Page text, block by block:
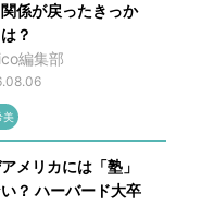
係が戻ったきっか
？
編集部
美
メリカには「塾」
？ ハーバード大卒